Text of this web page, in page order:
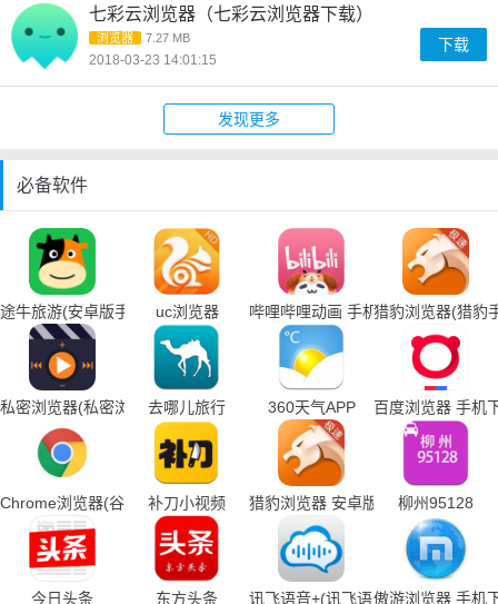
七彩云浏览器（七彩云浏览器下载）
浏览器 7.27 MB
2018-03-23 14:01:15
下载
发现更多
必备软件
途牛旅游(安卓版手机下载)uc浏览器 哔哩哔哩动画 手机下载猎豹浏览器(猎豹
私密浏览器(私密浏览器手机下载)
去哪儿旅行 360天气APP 百度浏览器 手机
Chrome浏览器(谷歌浏览器手机下载)
补刀小视频 猎豹浏览器 安卓版 柳州95128
今日头条 东方头条 讯飞语音+(讯飞语音输入法手机下
傲游浏览器 手机